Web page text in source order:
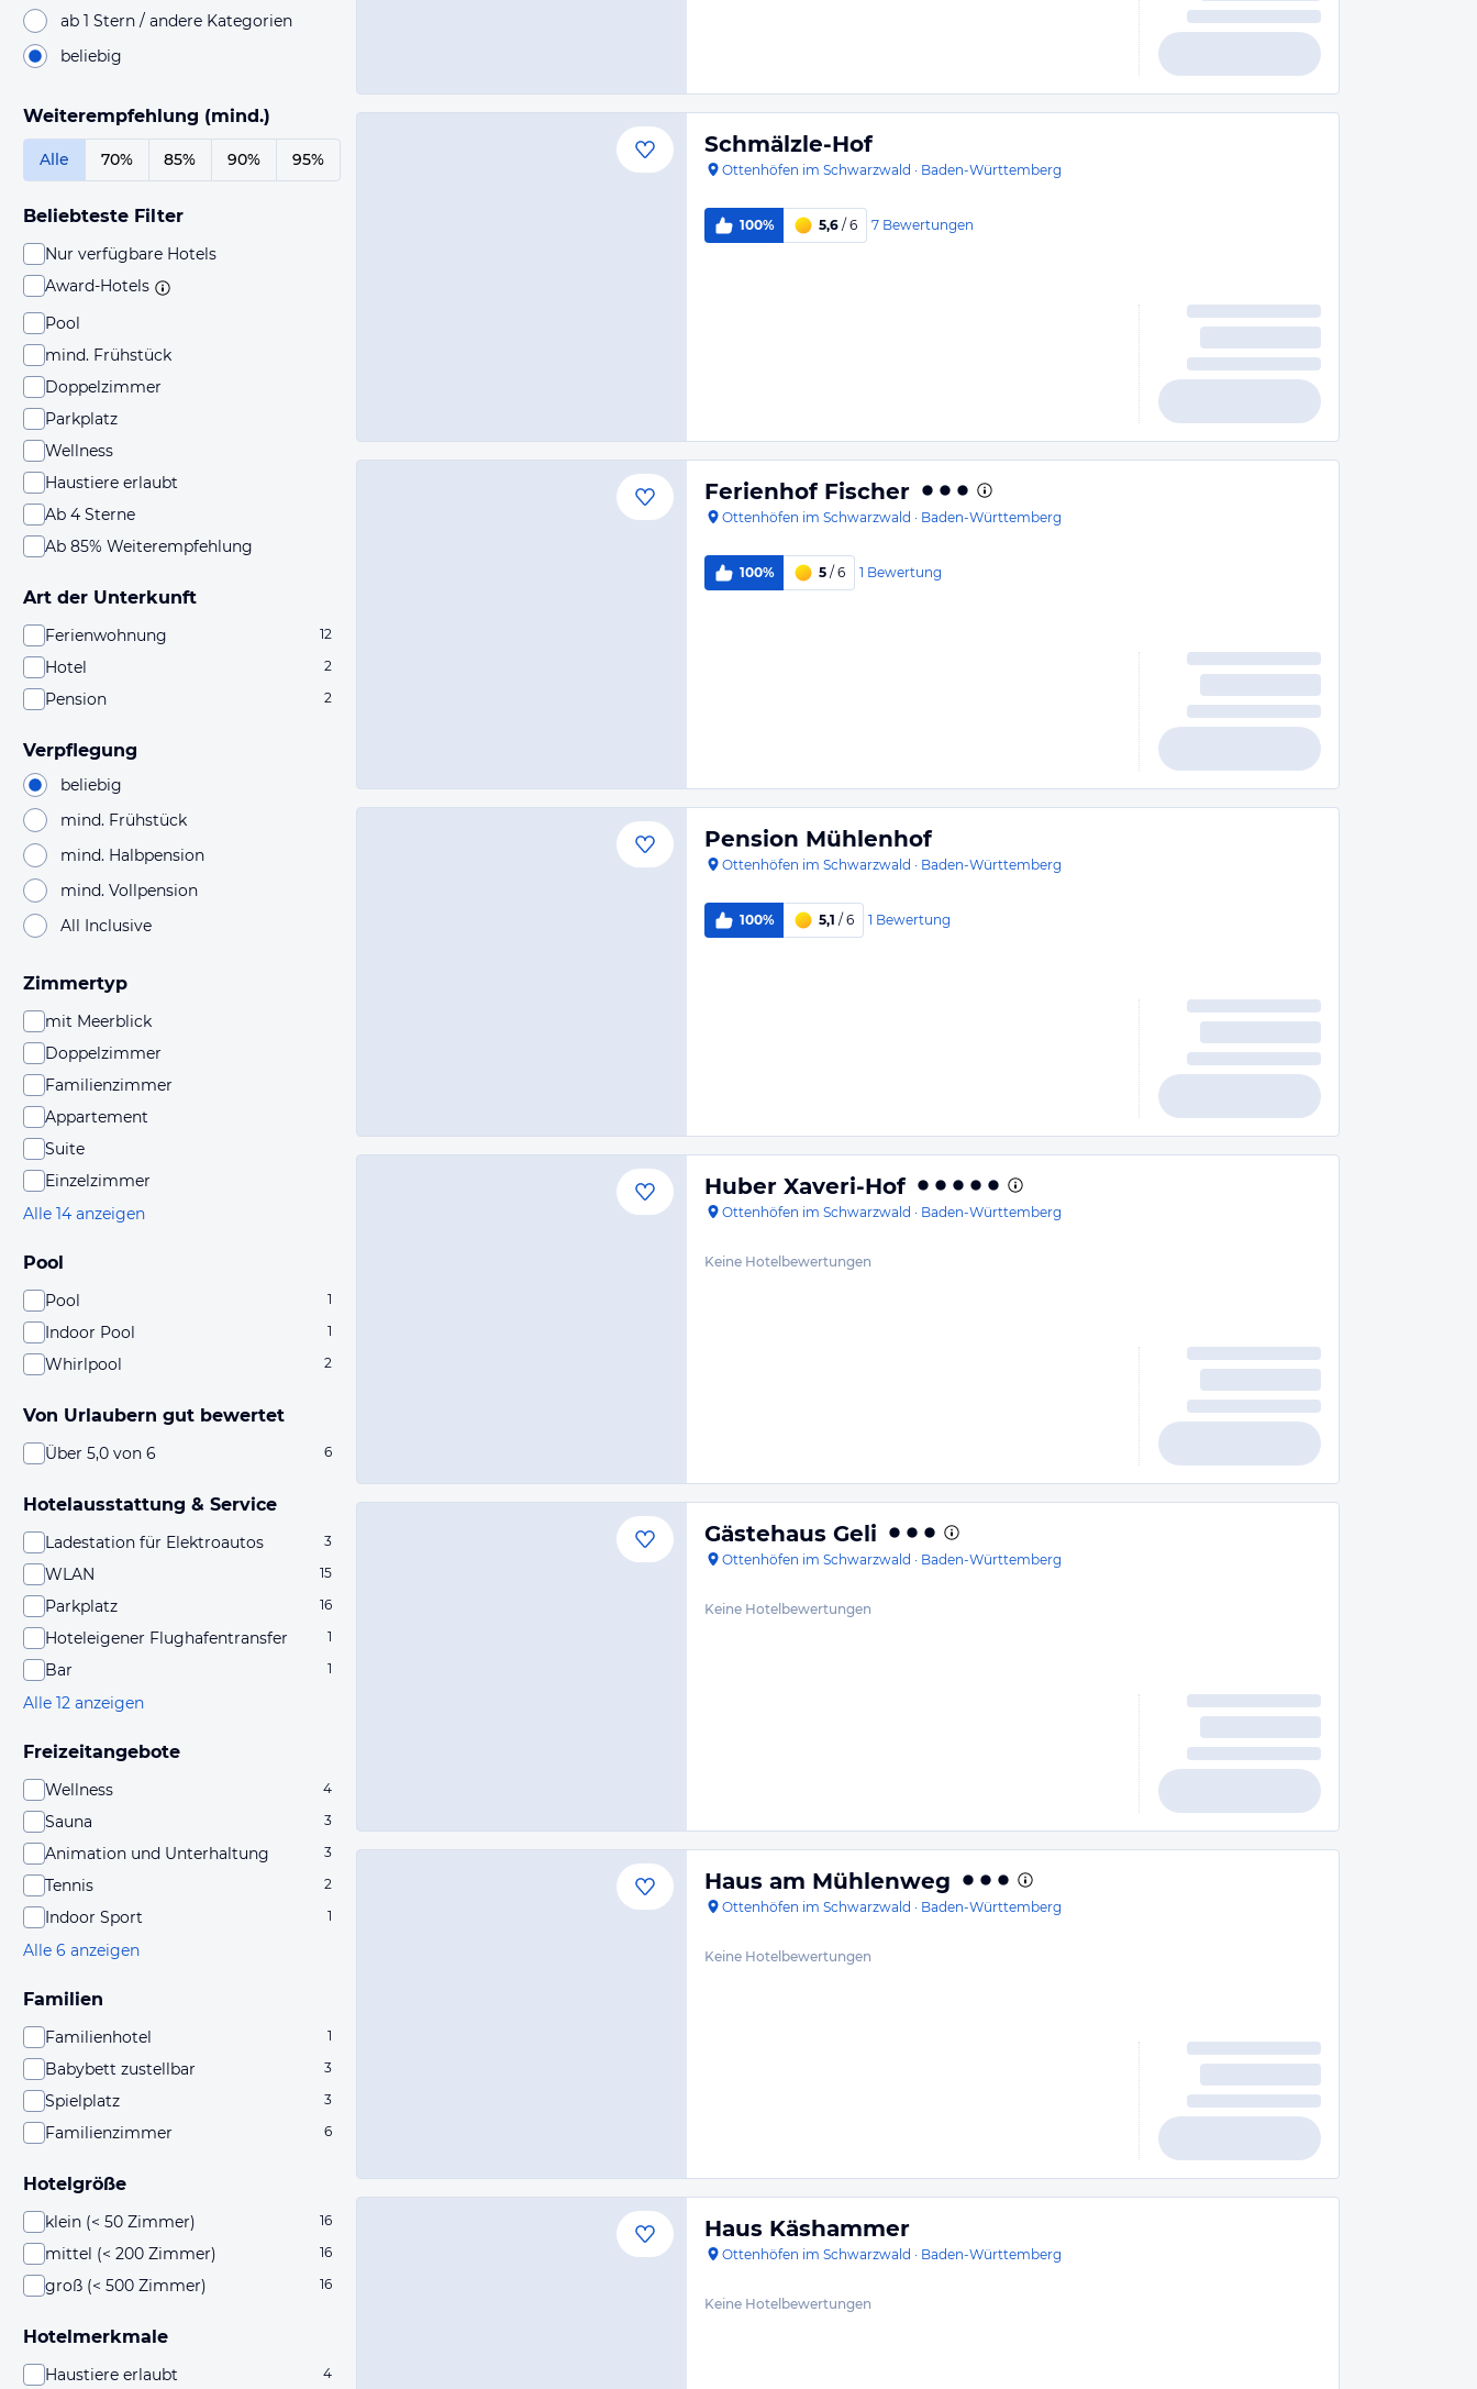
ab 1 Stern / andere Kategorien
beliebig
Weiterempfehlung (mind.)
Alle 70% 85% 90% 95%
Beliebteste Filter
Nur verfügbare Hotels
Award-Hotels
Pool
mind. Frühstück
Doppelzimmer
Parkplatz
Wellness
Haustiere erlaubt
Ab 4 Sterne
Ab 85% Weiterempfehlung
Art der Unterkunft
Ferienwohnung 12
Hotel 2
Pension 2
Verpflegung
beliebig
mind. Frühstück
mind. Halbpension
mind. Vollpension
All Inclusive
Zimmertyp
mit Meerblick
Doppelzimmer
Familienzimmer
Appartement
Suite
Einzelzimmer
Alle 14 anzeigen
Pool
Pool 1
Indoor Pool 1
Whirlpool 2
Von Urlaubern gut bewertet
Über 5,0 von 6 6
Hotelausstattung & Service
Ladestation für Elektroautos 3
WLAN 15
Parkplatz 16
Hoteleigener Flughafentransfer 1
Bar 1
Alle 12 anzeigen
Freizeitangebote
Wellness 4
Sauna 3
Animation und Unterhaltung 3
Tennis 2
Indoor Sport 1
Alle 6 anzeigen
Familien
Familienhotel 1
Babybett zustellbar 3
Spielplatz 3
Familienzimmer 6
Hotelgröße
klein (< 50 Zimmer) 16
mittel (< 200 Zimmer) 16
groß (< 500 Zimmer) 16
Hotelmerkmale
Haustiere erlaubt 4
Schmälzle-Hof
Ottenhöfen im Schwarzwald · Baden-Württemberg
100% 5,6 / 6 7 Bewertungen
Ferienhof Fischer
Ottenhöfen im Schwarzwald · Baden-Württemberg
100% 5 / 6 1 Bewertung
Pension Mühlenhof
Ottenhöfen im Schwarzwald · Baden-Württemberg
100% 5,1 / 6 1 Bewertung
Huber Xaveri-Hof
Ottenhöfen im Schwarzwald · Baden-Württemberg
Keine Hotelbewertungen
Gästehaus Geli
Ottenhöfen im Schwarzwald · Baden-Württemberg
Keine Hotelbewertungen
Haus am Mühlenweg
Ottenhöfen im Schwarzwald · Baden-Württemberg
Keine Hotelbewertungen
Haus Käshammer
Ottenhöfen im Schwarzwald · Baden-Württemberg
Keine Hotelbewertungen